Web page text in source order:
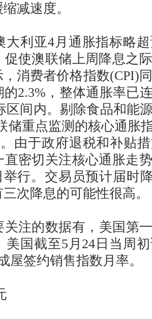
减速度。
利亚4月通胀指标略超
促使澳联储上周降息之
消费者价格指数(CPI)
2.3%，整体通胀率已
区间内。剔除食品和能
储重点监测的核心通胀
由于政府退税和补贴
直密切关注核心通胀走
举行。交易员预计届时
次降息的可能性很高。
的数据有，美国第一
美国截至5月24日当周
屋签约销售指数月率。